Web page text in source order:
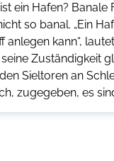
ein Hafen? Banale
so banal. „Ein
anlegen kann“,
Zuständigkeit
Sieltoren an
zugegeben, es